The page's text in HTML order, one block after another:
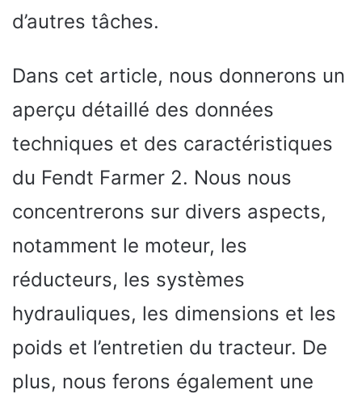
d’autres tâches.
Dans cet article, nous donnerons un
aperçu détaillé des données
techniques et des caractéristiques
du Fendt Farmer 2. Nous nous
concentrerons sur divers aspects,
notamment le moteur, les
réducteurs, les systèmes
hydrauliques, les dimensions et les
poids et l’entretien du tracteur. De
plus, nous ferons également une